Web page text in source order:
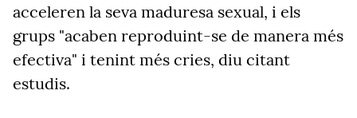
acceleren la seva maduresa sexual, i els
grups "acaben reproduint-se de manera més
efectiva" i tenint més cries, diu citant
estudis.